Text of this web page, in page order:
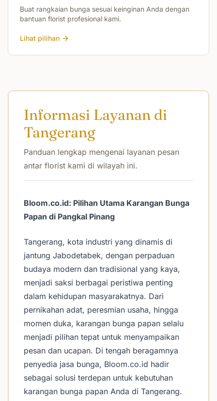
Buat rangkaian bunga sesuai keinginan Anda dengan
bantuan florist profesional kami.
Lihat pilihan
Informasi Layanan di
Tangerang
Panduan lengkap mengenai layanan pesan
antar florist kami di wilayah ini.
Bloom.co.id: Pilihan Utama Karangan Bunga
Papan di Pangkal Pinang
Tangerang, kota industri yang dinamis di
jantung Jabodetabek, dengan perpaduan
budaya modern dan tradisional yang kaya,
menjadi saksi berbagai peristiwa penting
dalam kehidupan masyarakatnya. Dari
pernikahan adat, peresmian usaha, hingga
momen duka, karangan bunga papan selalu
menjadi pilihan tepat untuk menyampaikan
pesan dan ucapan. Di tengah beragamnya
penyedia jasa bunga, Bloom.co.id hadir
sebagai solusi terdepan untuk kebutuhan
karangan bunga papan Anda di Tangerang.